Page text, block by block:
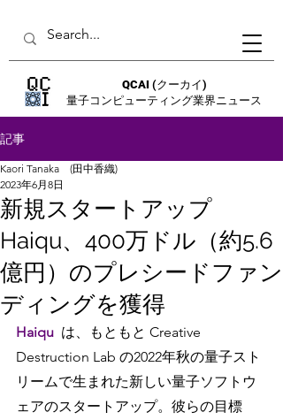
QCAI (クーカイ)
量子コンピューティング業界ニュース
記事
新規スタートアップ
Haiqu、400万ドル（約5.6
億円）のプレシードファン
ディングを獲得
Kaori Tanaka (田中香織)
2023年6月8日
Haiqu は、もともと Creative
Destruction Lab の2022年秋の量子スト
リームで生まれた新しい量子ソフトウ
ェアのスタートアップ。彼らの目標